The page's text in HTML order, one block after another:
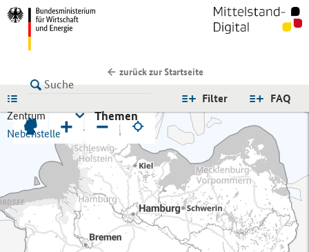
zurück zur Startseite
FAQ
Filter
Zentrum
Nebenstelle
Themen
+ −